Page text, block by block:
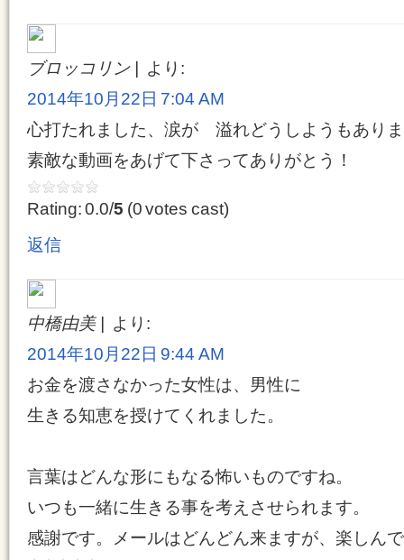
ブロッコリン
より:
2014年10月22日 7:04 AM
心打たれました、涙が 溢れどうしようもあり
素敵な動画をあげて下さってありがとう！
Rating: 0.0/5 (0 votes cast)
返信
中橋由美
より:
2014年10月22日 9:44 AM
お金を渡さなかった女性は、男性に
生きる知恵を授けてくれました。
言葉はどんな形にもなる怖いものですね。
いつも一緒に生きる事を考えさせられます。
感謝です。メールはどんどん来ますが、楽しん